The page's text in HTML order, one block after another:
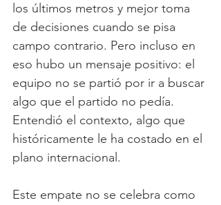
los últimos metros y mejor toma
de decisiones cuando se pisa
campo contrario. Pero incluso en
eso hubo un mensaje positivo: el
equipo no se partió por ir a buscar
algo que el partido no pedía.
Entendió el contexto, algo que
históricamente le ha costado en el
plano internacional.
Este empate no se celebra como